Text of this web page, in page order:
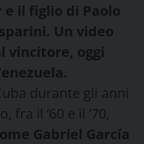
e il figlio di Paolo
. Un video
vincitore, oggi
durante gli anni
il ’60 e il ’70,
Gabriel García